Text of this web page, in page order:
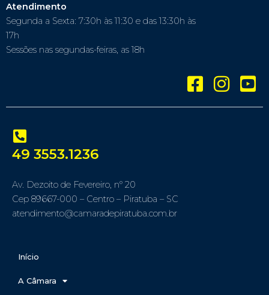
Atendimento
Segunda a Sexta: 7:30h às 11:30 e das 13:30h às
17h
Sessões nas segundas-feiras, as 18h
49 3553.1236
Av. Dezoito de Fevereiro, nº 20
Cep 89667-000 – Centro – Piratuba – SC
atendimento@camaradepiratuba.com.br
Início
A Câmara